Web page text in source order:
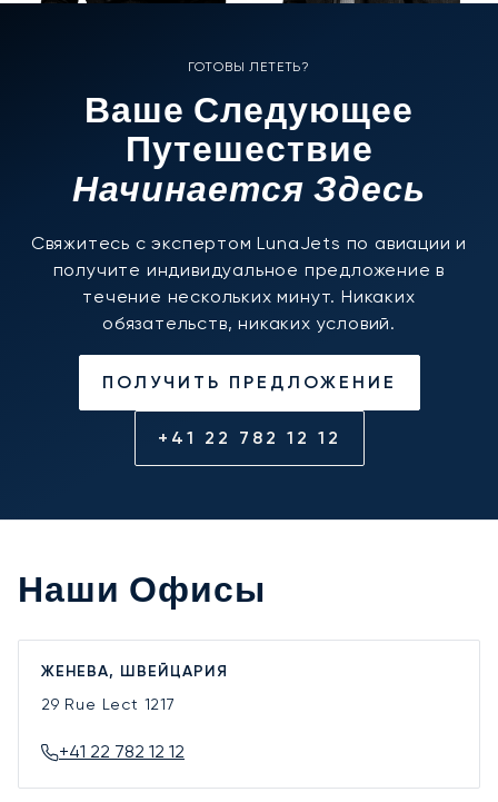
ГОТОВЫ ЛЕТЕТЬ?
Ваше Следующее
Путешествие
Начинается Здесь
Свяжитесь с экспертом LunaJets по авиации и
получите индивидуальное предложение в
течение нескольких минут. Никаких
обязательств, никаких условий.
ПОЛУЧИТЬ ПРЕДЛОЖЕНИЕ
+41 22 782 12 12
Наши Офисы
ЖЕНЕВА, ШВЕЙЦАРИЯ
29 Rue Lect 1217
+41 22 782 12 12